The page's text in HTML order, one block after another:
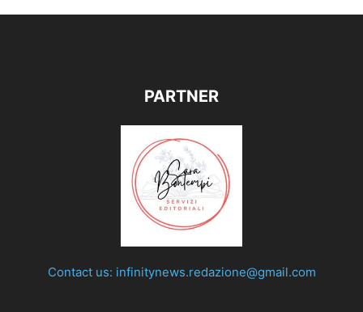
PARTNER
Contact us: infinitynews.redazione@gmail.com